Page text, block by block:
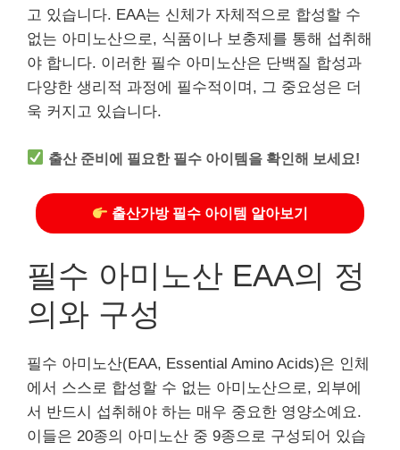
고 있습니다. EAA는 신체가 자체적으로 합성할 수
없는 아미노산으로, 식품이나 보충제를 통해 섭취해
야 합니다. 이러한 필수 아미노산은 단백질 합성과
다양한 생리적 과정에 필수적이며, 그 중요성은 더
욱 커지고 있습니다.
출산 준비에 필요한 필수 아이템을 확인해 보세요!
출산가방 필수 아이템 알아보기
필수 아미노산 EAA의 정
의와 구성
필수 아미노산(EAA, Essential Amino Acids)은 인체
에서 스스로 합성할 수 없는 아미노산으로, 외부에
서 반드시 섭취해야 하는 매우 중요한 영양소예요.
이들은 20종의 아미노산 중 9종으로 구성되어 있습